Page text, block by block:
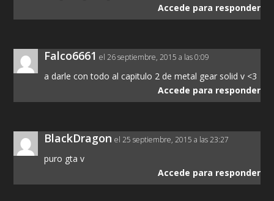
Accede para responder
Falco6661 el 26 septiembre, 2015 a las 0:09
a darle con todo al capitulo 2 de metal gear solid v <3
Accede para responder
BlackDragon el 25 septiembre, 2015 a las 23:27
puro gta v
Accede para responder